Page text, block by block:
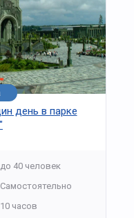
день в парке
до 40 человек
Самостоятельно
10 часов